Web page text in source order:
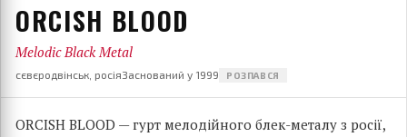
ORCISH BLOOD
Melodic Black Metal
сєвєродвінськ, росіяЗаснований у 1999 РОЗПАВСЯ
ORCISH BLOOD — гурт мелодійного блек-металу з росії,